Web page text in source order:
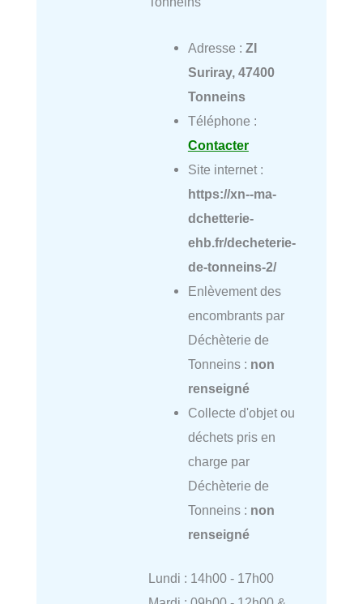
Adresse : ZI
Suriray, 47400
Tonneins
Téléphone :
Contacter
Site internet :
https://xn--ma-
dchetterie-
ehb.fr/decheterie-
de-tonneins-2/
Enlèvement des
encombrants par
Déchèterie de
Tonneins : non
renseigné
Collecte d'objet ou
déchets pris en
charge par
Déchèterie de
Tonneins : non
renseigné
Lundi : 14h00 - 17h00